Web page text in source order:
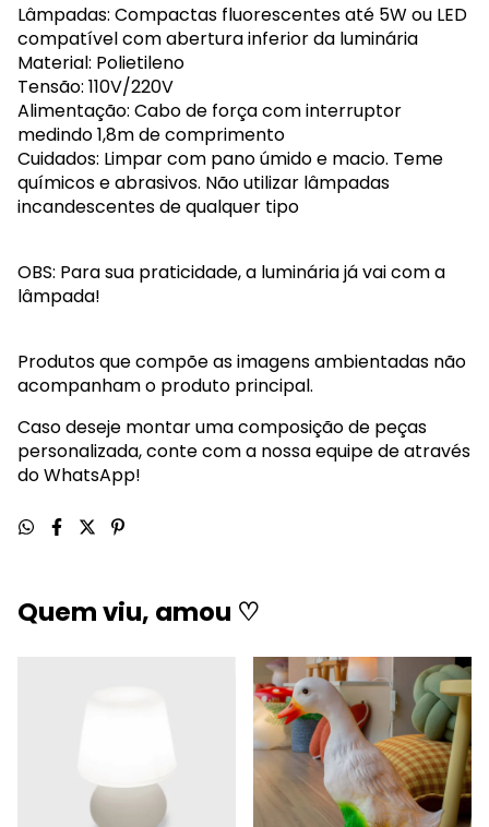
Lâmpadas: Compactas fluorescentes até 5W ou LED
compatível com abertura inferior da luminária
Material: Polietileno
Tensão: 110V/220V
Alimentação: Cabo de força com interruptor
medindo 1,8m de comprimento
Cuidados: Limpar com pano úmido e macio. Teme
químicos e abrasivos. Não utilizar lâmpadas
incandescentes de qualquer tipo
OBS: Para sua praticidade, a luminária já vai com a
lâmpada!
Produtos que compõe as imagens ambientadas não
acompanham o produto principal.
Caso deseje montar uma composição de peças
personalizada, conte com a nossa equipe de através
do WhatsApp!
Quem viu, amou ♡